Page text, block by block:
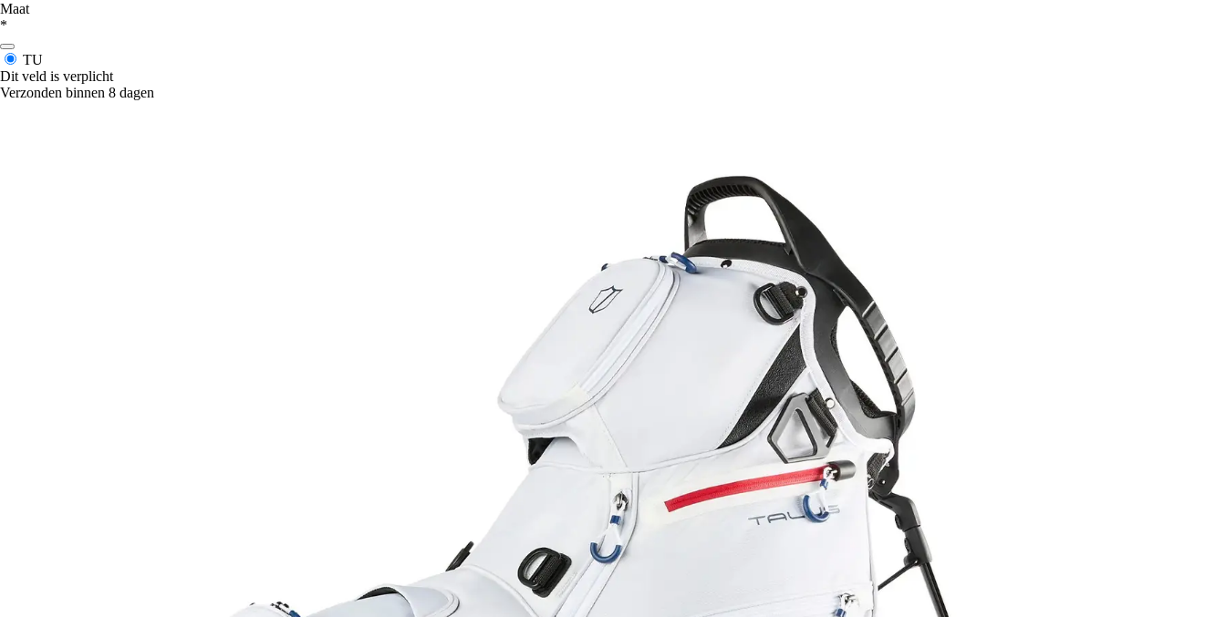
Maat
*
TU
Dit veld is verplicht
Verzonden binnen 8 dagen